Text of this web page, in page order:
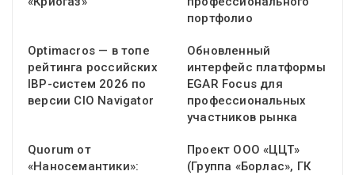
портфолио
Optimacros — в топе
рейтинга российских
IBP-систем 2026 по
версии CIO Navigator
Обновленный
интерфейс платформы
EGAR Focus для
профессиональных
участников рынка
Quorum от
«Наносемантики»:
Проект ООО «ЦЦТ»
(Группа «Борлас», ГК